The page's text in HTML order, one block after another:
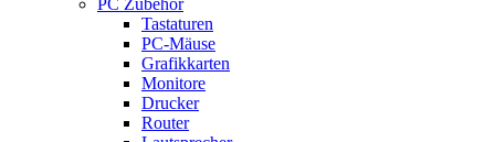
PC Zubehör
Tastaturen
PC-Mäuse
Grafikkarten
Monitore
Drucker
Router